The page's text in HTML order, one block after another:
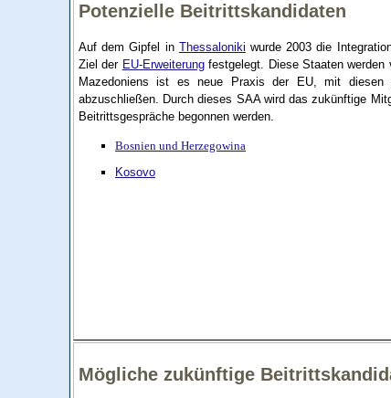
Potenzielle Beitrittskandidaten
Auf dem Gipfel in Thessaloniki wurde 2003 die
Ziel der EU-Erweiterungfestgelegt. Diese Staaten
Mazedoniens ist es neue Praxis der EU, mit diesen
abzuschließen. Durch dieses SAA wird das zukünftige
Beitrittsgespräche begonnen werden.
Bosnien und Herzegowina
Kosovo
Mögliche zukünftige